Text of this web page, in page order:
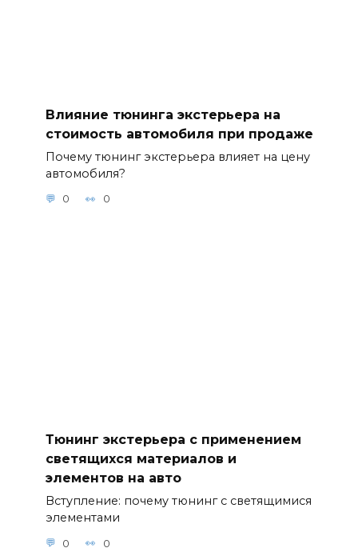
Влияние тюнинга экстерьера на
стоимость автомобиля при продаже
Почему тюнинг экстерьера влияет на цену
автомобиля?
0 0
Тюнинг экстерьера с применением
светящихся материалов и
элементов на авто
Вступление: почему тюнинг с светящимися
элементами
0 0